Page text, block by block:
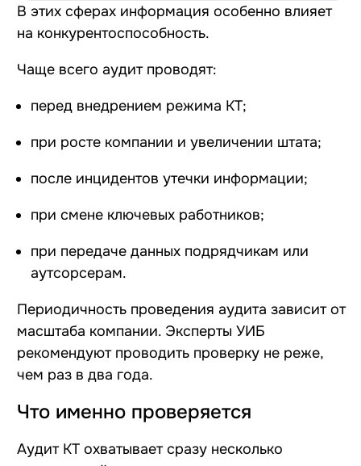
В этих сферах информация особенно влияет
на конкурентоспособность.
Чаще всего аудит проводят:
перед внедрением режима КТ;
при росте компании и увеличении штата;
после инцидентов утечки информации;
при смене ключевых работников;
при передаче данных подрядчикам или
аутсорсерам.
Периодичность проведения аудита зависит от
масштаба компании. Эксперты УИБ
рекомендуют проводить проверку не реже,
чем раз в два года.
Что именно проверяется
Аудит КТ охватывает сразу несколько